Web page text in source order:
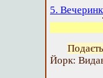
5.
Йорк: